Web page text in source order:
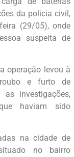
da policia civil,
(29/05), onde
suspeita de
operação levou à
e furto de
investigações,
haviam sido
na cidade de
no bairro